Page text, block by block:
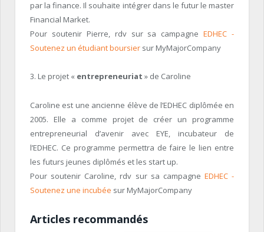
par la finance. Il souhaite intégrer dans le futur le master
Financial Market.
Pour soutenir Pierre, rdv sur sa campagneEDHEC -
Soutenez un étudiant boursier sur MyMajorCompany
3. Le projet « entrepreneuriat » de Caroline
Caroline est une ancienne élève de l’EDHEC diplômée en
2005. Elle a comme projet de créer un programme
entrepreneurial d’avenir avec EYE, incubateur de
l’EDHEC. Ce programme permettra de faire le lien entre
les futurs jeunes diplômés et les start up.
Pour soutenir Caroline, rdv sur sa campagne EDHEC -
Soutenez une incubée sur MyMajorCompany
Articles recommandés